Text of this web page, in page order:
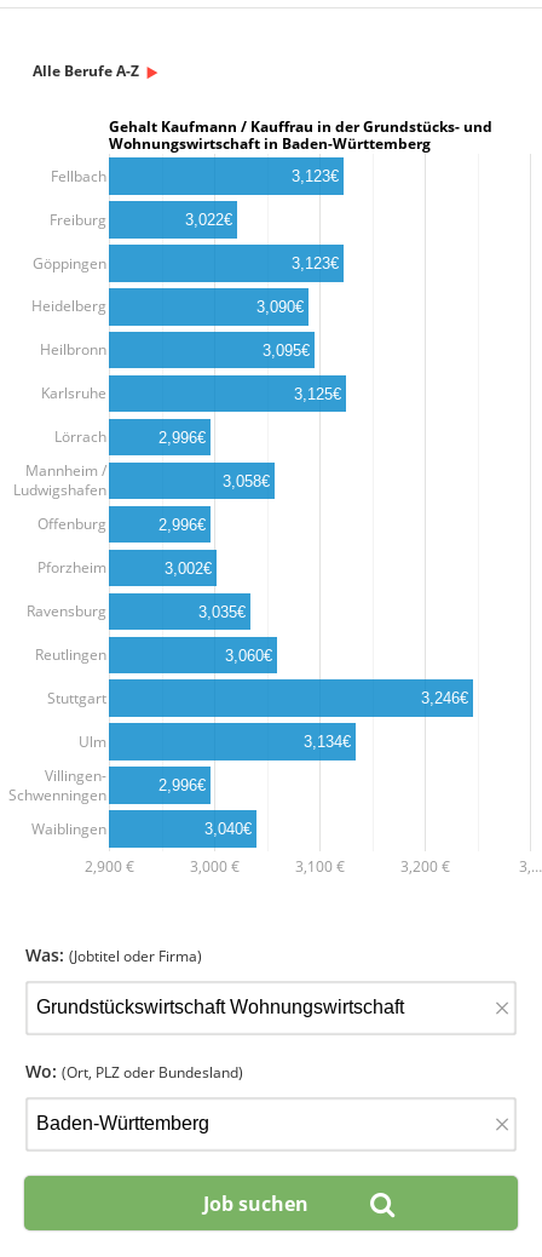
Alle Berufe A-Z
Gehalt Kaufmann / Kauffrau in der Grundstücks- und
Wohnungswirtschaft in Baden-Württemberg
2,900 € 3,000 € 3,100 € 3,200 € 3,…
Fellbach
Freiburg
Göppingen
Heidelberg
Heilbronn
Karlsruhe
Lörrach
Mannheim /
Ludwigshafen
Offenburg
Pforzheim
Ravensburg
Reutlingen
Stuttgart
Ulm
Villingen-
Schwenningen
Waiblingen
3,123€
3,022€
3,123€
3,090€
3,095€
3,125€
2,996€
3,058€
2,996€
3,002€
3,035€
3,060€
3,246€
3,134€
2,996€
3,040€
Was: (Jobtitel oder Firma)
×
Wo: (Ort, PLZ oder Bundesland)
×